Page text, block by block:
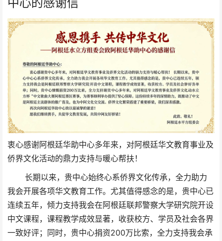
衷心感谢阿根廷华助中心多年来，对阿根廷华文教育事业及
侨界文化活动的鼎力支持与暖心帮扶！
长期以来，贵中心始终心系侨界文化传承，全力助力
我会开展各项华文教育工作。尤其值得感念的是，贵中心已
连续五年，倾力支持我会在阿根廷联邦警察大学研究院开设
中文课程，课程教学成效显著，收获校方、学员及社会各界
一致好评；同时，贵中心捐资200万比索，全力支持我会承